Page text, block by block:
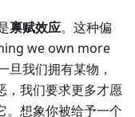
禀赋效应。这种偏
we own more
我们拥有某物，
，我们要求更多才愿
。想象你被给予一个